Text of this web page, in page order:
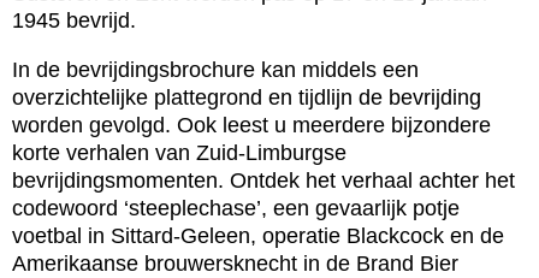
1945 bevrijd.
In de bevrijdingsbrochure kan middels een
overzichtelijke plattegrond en tijdlijn de bevrijding
worden gevolgd. Ook leest u meerdere bijzondere
korte verhalen van Zuid-Limburgse
bevrijdingsmomenten. Ontdek het verhaal achter het
codewoord ‘steeplechase’, een gevaarlijk potje
voetbal in Sittard-Geleen, operatie Blackcock en de
Amerikaanse brouwersknecht in de Brand Bier